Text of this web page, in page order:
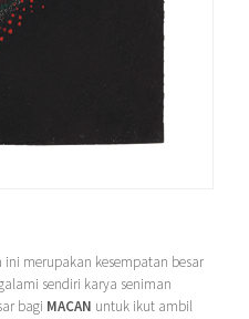
ini merupakan kesempatan besar
sendiri karya seniman
bagi MACAN untuk ikut ambil